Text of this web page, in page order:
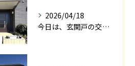
2026/04/18
今日は、玄関戸の交換工事をご紹介します🚪✨。